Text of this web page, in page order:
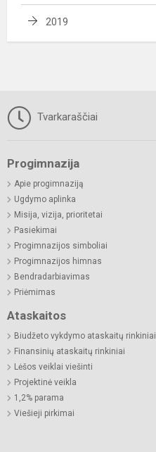
2019
Tvarkaraščiai
Progimnazija
Apie progimnaziją
Ugdymo aplinka
Misija, vizija, prioritetai
Pasiekimai
Progimnazijos simboliai
Progimnazijos himnas
Bendradarbiavimas
Priėmimas
Ataskaitos
Biudžeto vykdymo ataskaitų rinkiniai
Finansinių ataskaitų rinkiniai
Lėšos veiklai viešinti
Projektinė veikla
1,2% parama
Viešieji pirkimai